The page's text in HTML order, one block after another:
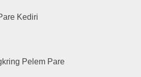
Kediri
Pelem Pare